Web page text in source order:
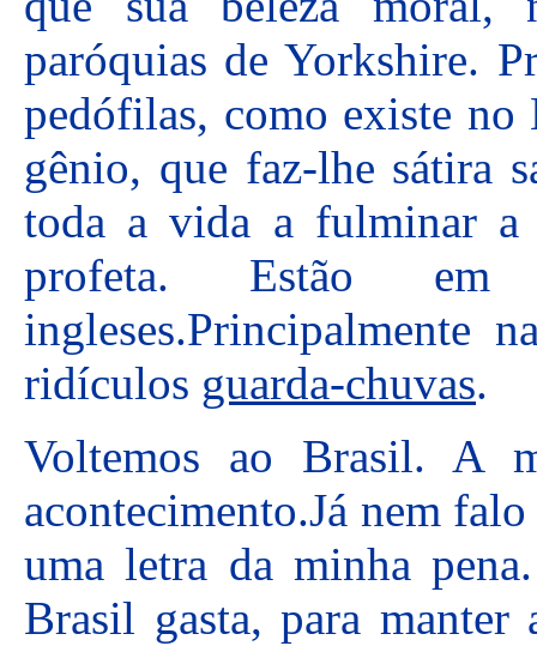
paróquias de Yorkshire.
pedófilas, como existe no
gênio, que faz-lhe sátira
toda a vida a fulminar a
profeta. Estão
ingleses.Principalmente
ridículos guarda-chuvas.
Voltemos ao Brasil. A
acontecimento.Já nem
uma letra da minha
Brasil gasta, para